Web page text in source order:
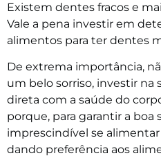
Existem dentes fracos e
Vale a pena investir em
alimentos para ter dentes
De extrema importância,
um belo sorriso, investir na
direta com a saúde do
porque, para garantir a boa
imprescindível se
dando preferência aos